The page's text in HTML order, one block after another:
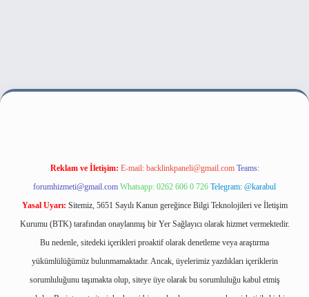
sitesi
Reklam ve İletişim: E-mail: backlinkpaneli@gmail.com Teams:
forumhizmeti@gmail.com Whatsapp: 0262 606 0 726 Telegram: @karabul
Yasal Uyarı: Sitemiz, 5651 Sayılı Kanun gereğince Bilgi Teknolojileri ve İletişim
Kurumu (BTK) tarafından onaylanmış bir Yer Sağlayıcı olarak hizmet vermektedir.
Bu nedenle, sitedeki içerikleri proaktif olarak denetleme veya araştırma
yükümlülüğümüz bulunmamaktadır. Ancak, üyelerimiz yazdıkları içeriklerin
sorumluluğunu taşımakta olup, siteye üye olarak bu sorumluluğu kabul etmiş